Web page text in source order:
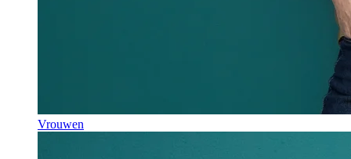
Vrouwen